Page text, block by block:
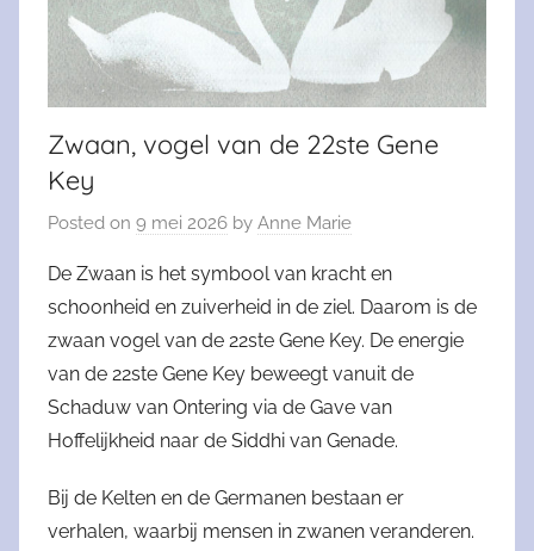
Zwaan, vogel van de 22ste Gene
Key
Posted on 9 mei 2026 by Anne Marie
De Zwaan is het symbool van kracht en
schoonheid en zuiverheid in de ziel. Daarom is de
zwaan vogel van de 22ste Gene Key. De energie
van de 22ste Gene Key beweegt vanuit de
Schaduw van Ontering via de Gave van
Hoffelijkheid naar de Siddhi van Genade.
Bij de Kelten en de Germanen bestaan er
verhalen, waarbij mensen in zwanen veranderen.